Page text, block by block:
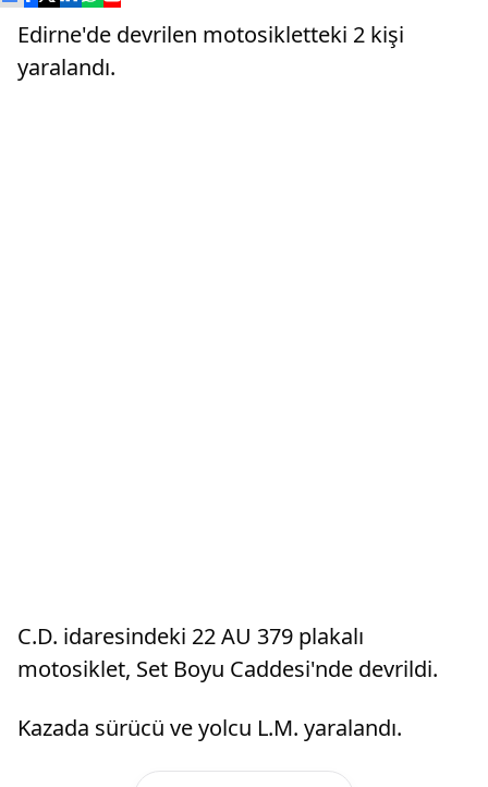
Edirne'de devrilen motosikletteki 2 kişi
yaralandı.
C.D. idaresindeki 22 AU 379 plakalı
motosiklet, Set Boyu Caddesi'nde devrildi.
Kazada sürücü ve yolcu L.M. yaralandı.